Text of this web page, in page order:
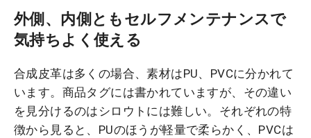
外側、内側ともセルフメンテナンスで
気持ちよく使える
合成皮革は多くの場合、素材はPU、PVCに分かれて
います。商品タグには書かれていますが、その違い
を見分けるのはシロウトには難しい。それぞれの特
徴から見ると、PUのほうが軽量で柔らかく、PVCは